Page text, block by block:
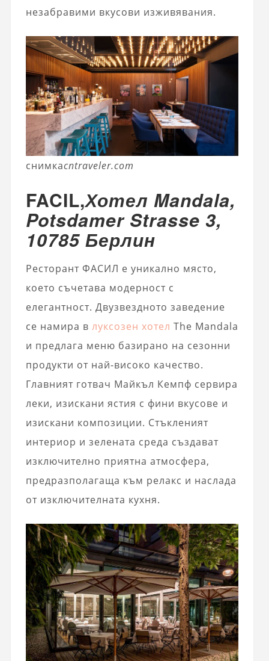
незабравими вкусови изживявания.
снимкаcntraveler.com
FACIL,Хотел Mandala,
Potsdamer Strasse 3,
10785 Берлин
Ресторант ФАСИЛ е уникално място,
което съчетава модерност с
елегантност. Двузвездното заведение
се намира в луксозен хотел The Mandala
и предлага меню базирано на сезонни
продукти от най-високо качество.
Главният готвач Майкъл Кемпф сервира
леки, изискани ястия с фини вкусове и
изискани композиции. Стъкленият
интериор и зелената среда създават
изключително приятна атмосфера,
предразполагаща към релакс и наслада
от изключителната кухня.